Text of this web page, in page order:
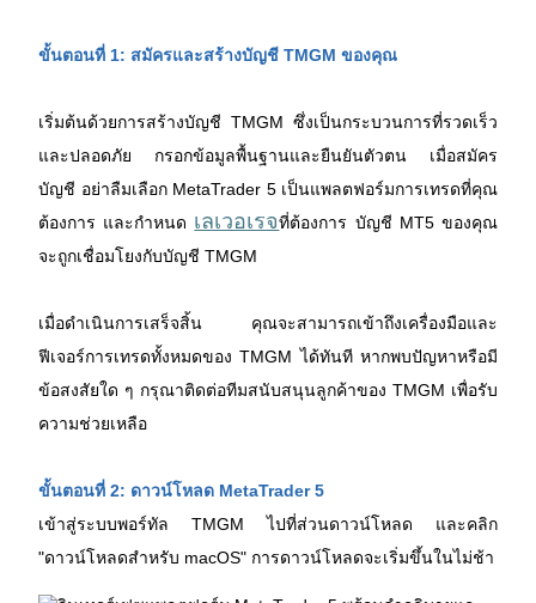
ขั้นตอนที่ 1: สมัครและสร้างบัญชี TMGM ของคุณ
เริ่มต้นด้วยการสร้างบัญชี TMGM ซึ่งเป็นกระบวนการที่รวดเร็ว
และปลอดภัย กรอกข้อมูลพื้นฐานและยืนยันตัวตน เมื่อสมัคร
บัญชี อย่าลืมเลือก MetaTrader 5 เป็นแพลตฟอร์มการเทรดที่คุณ
ต้องการ และกำหนด เลเวอเรจที่ต้องการ บัญชี MT5 ของคุณ
จะถูกเชื่อมโยงกับบัญชี TMGM
เมื่อดำเนินการเสร็จสิ้น คุณจะสามารถเข้าถึงเครื่องมือและ
ฟีเจอร์การเทรดทั้งหมดของ TMGM ได้ทันที หากพบปัญหาหรือมี
ข้อสงสัยใด ๆ กรุณาติดต่อทีมสนับสนุนลูกค้าของ TMGM เพื่อรับ
ความช่วยเหลือ
ขั้นตอนที่ 2: ดาวน์โหลด MetaTrader 5
เข้าสู่ระบบพอร์ทัล TMGM ไปที่ส่วนดาวน์โหลด และคลิก
"ดาวน์โหลดสำหรับ macOS" การดาวน์โหลดจะเริ่มขึ้นในไม่ช้า